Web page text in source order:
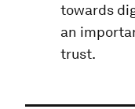
towards
an
trust.